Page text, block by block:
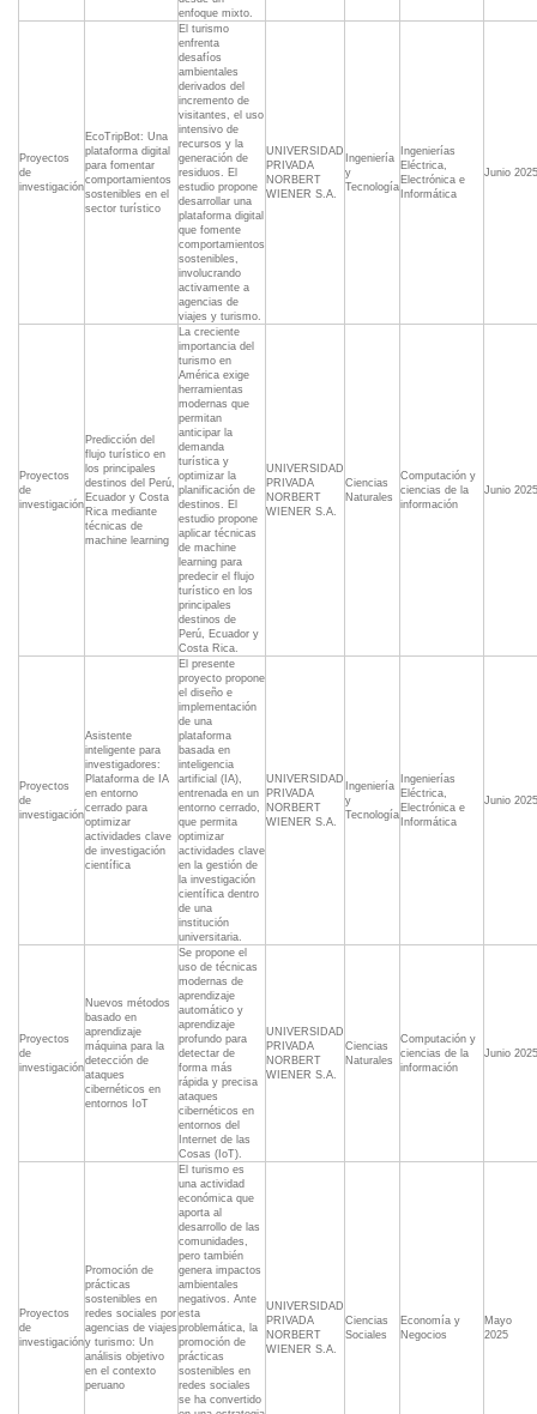
enfoque mixto.
Proyectos
de
investigación
EcoTripBot: Una
plataforma digital
para fomentar
comportamientos
sostenibles en el
sector turístico
El turismo
enfrenta
desafíos
ambientales
derivados del
incremento de
visitantes, el uso
intensivo de
recursos y la
generación de
residuos. El
estudio propone
desarrollar una
plataforma digital
que fomente
comportamientos
sostenibles,
involucrando
activamente a
agencias de
viajes y turismo.
UNIVERSIDAD
PRIVADA
NORBERT
WIENER S.A.
Ingeniería
y
Tecnología
Ingenierías
Eléctrica,
Electrónica e
Informática
Junio 2025
Proyectos
de
investigación
Predicción del
flujo turístico en
los principales
destinos del Perú,
Ecuador y Costa
Rica mediante
técnicas de
machine learning
La creciente
importancia del
turismo en
América exige
herramientas
modernas que
permitan
anticipar la
demanda
turística y
optimizar la
planificación de
destinos. El
estudio propone
aplicar técnicas
de machine
learning para
predecir el flujo
turístico en los
principales
destinos de
Perú, Ecuador y
Costa Rica.
UNIVERSIDAD
PRIVADA
NORBERT
WIENER S.A.
Ciencias
Naturales
Computación y
ciencias de la
información
Junio 2025
Proyectos
de
investigación
Asistente
inteligente para
investigadores:
Plataforma de IA
en entorno
cerrado para
optimizar
actividades clave
de investigación
científica
El presente
proyecto propone
el diseño e
implementación
de una
plataforma
basada en
inteligencia
artificial (IA),
entrenada en un
entorno cerrado,
que permita
optimizar
actividades clave
en la gestión de
la investigación
científica dentro
de una
institución
universitaria.
UNIVERSIDAD
PRIVADA
NORBERT
WIENER S.A.
Ingeniería
y
Tecnología
Ingenierías
Eléctrica,
Electrónica e
Informática
Junio 2025
Proyectos
de
investigación
Nuevos métodos
basado en
aprendizaje
máquina para la
detección de
ataques
cibernéticos en
entornos IoT
Se propone el
uso de técnicas
modernas de
aprendizaje
automático y
aprendizaje
profundo para
detectar de
forma más
rápida y precisa
ataques
cibernéticos en
entornos del
Internet de las
Cosas (IoT).
UNIVERSIDAD
PRIVADA
NORBERT
WIENER S.A.
Ciencias
Naturales
Computación y
ciencias de la
información
Junio 2025
Proyectos
de
investigación
Promoción de
prácticas
sostenibles en
redes sociales por
agencias de viajes
y turismo: Un
análisis objetivo
en el contexto
peruano
El turismo es
una actividad
económica que
aporta al
desarrollo de las
comunidades,
pero también
genera impactos
ambientales
negativos. Ante
esta
problemática, la
promoción de
prácticas
sostenibles en
redes sociales
se ha convertido
UNIVERSIDAD
PRIVADA
NORBERT
WIENER S.A.
Ciencias
Sociales
Economía y
Negocios
Mayo
2025